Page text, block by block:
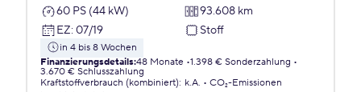
60 PS (44 kW)
93.608 km
EZ: 07/19 Stoff
in 4 bis 8 Wochen
Finanzierungsdetails:48 Monate 1.398 € Sonderzahlung
3.670 € Schlusszahlung
Kraftstoffverbrauch (kombiniert): k.A.
CO₂-Emissionen